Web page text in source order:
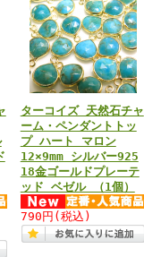
ターコイズ 天然石チャ
ーム・ペンダントトッ
プ ハート マロン
12×9mm シルバー925
18金ゴールドプレーテ
ッド ベゼル （1個）
790円 (税込)